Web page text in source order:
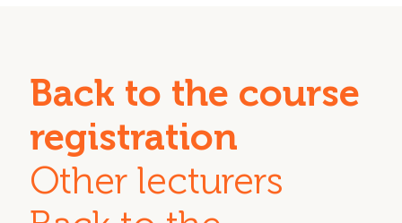
Back to the course
registration
Other lecturers